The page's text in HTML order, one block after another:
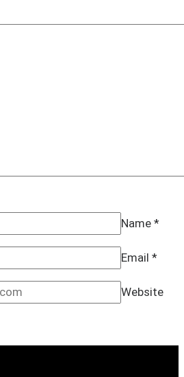
Name *
Email *
Website